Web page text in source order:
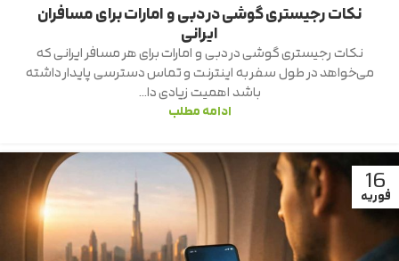
نکات رجیستری گوشی در دبی و امارات برای مسافران
ایرانی
نکات رجیستری گوشی در دبی و امارات برای هر مسافر ایرانی که
می‌خواهد در طول سفر به اینترنت و تماس دسترسی پایدار داشته
باشد اهمیت زیادی دا...
ادامه مطلب
16
فوریه